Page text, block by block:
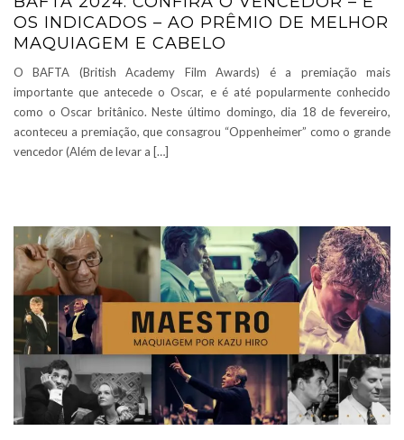
OS INDICADOS – AO PRÊMIO DE MELHOR
MAQUIAGEM E CABELO
O BAFTA (British Academy Film Awards) é a premiação mais
importante que antecede o Oscar, e é até popularmente conhecido
como o Oscar britânico. Neste último domingo, dia 18 de fevereiro,
aconteceu a premiação, que consagrou “Oppenheimer” como o grande
vencedor (Além de levar a […]